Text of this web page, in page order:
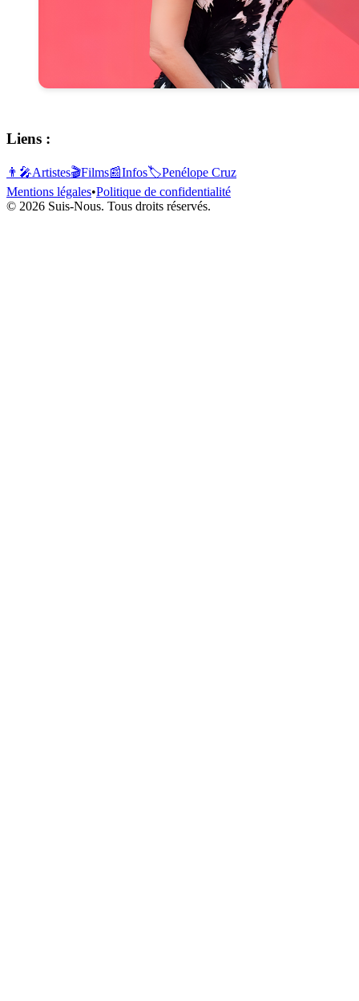
Liens :
👨‍🎤Artistes🎬Films📰Infos🏷️Penélope Cruz
Mentions légales•Politique de confidentialité
© 2026 Suis-Nous. Tous droits réservés.